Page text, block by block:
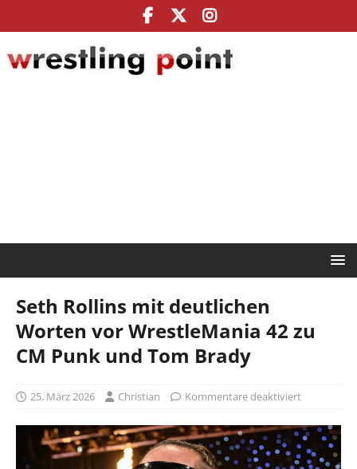
Seth Rollins mit deutlichen
Worten vor WrestleMania 42 zu
CM Punk und Tom Brady
25. März 2026 Christian Kommentare deaktiviert